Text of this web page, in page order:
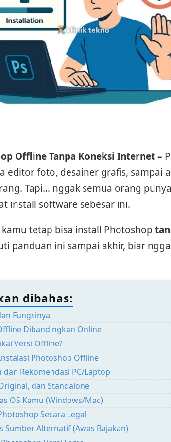
Offline Tanpa Koneksi Internet –
editor foto, desainer grafis, sampai
Tapi… nggak semua orang
install software sebesar ini.
tetap bisa install Photoshop
panduan ini sampai akhir, biar
dibahas:
Fungsinya
Dibandingkan Online
Versi Offline?
Photoshop Offline
Rekomendasi PC/Laptop
dan Standalone
OS Kamu (Windows/Mac)
Secara Legal
Sumber Alternatif (Awas Bajakan)